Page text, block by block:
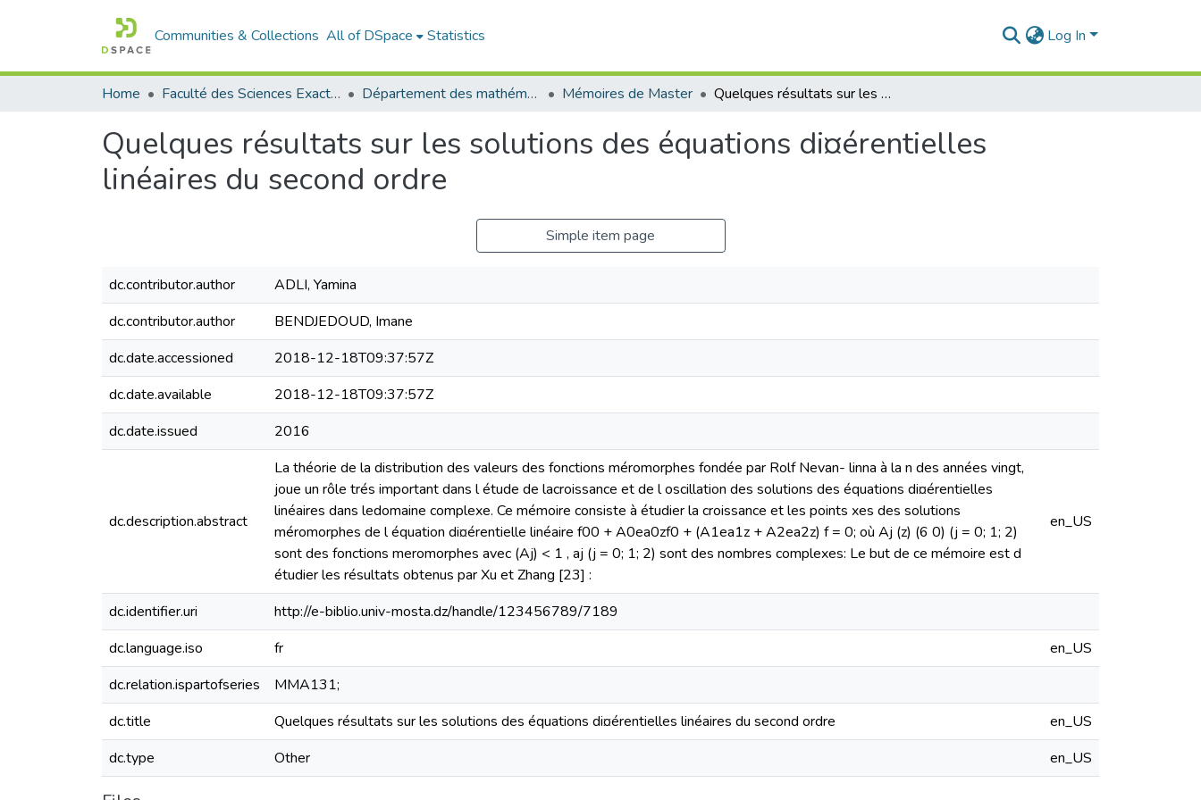
Communities & Collections All of DSpace Statistics Log In
Home Faculté des Sciences Exactes et de l'Informatique Département des mathématiques et informatique Mémoires de Master Quelques résultats sur les solutions des équations di¤érentielles linéaires du second ordre
Quelques résultats sur les solutions des équations di¤érentielles
linéaires du second ordre
Simple item page
dc.contributor.author
ADLI, Yamina
dc.contributor.author
BENDJEDOUD, Imane
dc.date.accessioned
2018-12-18T09:37:57Z
dc.date.available
2018-12-18T09:37:57Z
dc.date.issued
2016
dc.description.abstract
La théorie de la distribution des valeurs des fonctions méromorphes fondée par Rolf Nevan- linna à la n des années vingt,
joue un rôle trés important dans l étude de lacroissance et de l oscillation des solutions des équations di¤érentielles
linéaires dans ledomaine complexe. Ce mémoire consiste à étudier la croissance et les points xes des solutions
méromorphes de l équation di¤érentielle linéaire f00 + A0ea0zf0 + (A1ea1z + A2ea2z) f = 0; où Aj (z) (6 0) (j = 0; 1; 2)
sont des fonctions meromorphes avec (Aj) < 1 , aj (j = 0; 1; 2) sont des nombres complexes: Le but de ce mémoire est d
étudier les résultats obtenus par Xu et Zhang [23] :
en_US
dc.identifier.uri
http://e-biblio.univ-mosta.dz/handle/123456789/7189
dc.language.iso
fr
en_US
dc.relation.ispartofseries
MMA131;
dc.title
Quelques résultats sur les solutions des équations di¤érentielles linéaires du second ordre
en_US
dc.type
Other en_US